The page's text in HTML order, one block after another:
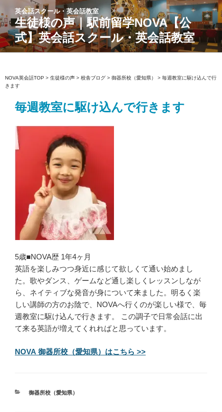
ン
テ
ン
ツ
ス
キ
英会話スクール・英会話教室
生徒様の声｜駅前留学NOVA【公
式】英会話スクール・英会話教室
NOVA英会話TOP > 生徒様の声 > 校舎ブログ > 御器所校（愛知県） > 毎週教室に駆け込んで行
きます
毎週教室に駆け込んで行きます
5歳■NOVA歴 1年4ヶ月
英語を楽しみつつ身近に感じて欲しくて通い始めまし
た。歌やダンス、ゲームなど通し楽しくレッスンしなが
ら、ネイティブな発音が身について来ました。明るく楽
しい講師の方のお陰で、NOVAへ行くのが楽しい様で、毎
週教室に駆け込んで行きます。 この調子で日常会話に出
て来る英語が増えてくれればと思っています。
NOVA 御器所校（愛知県）はこちら >>
カ
御器所校（愛知県）